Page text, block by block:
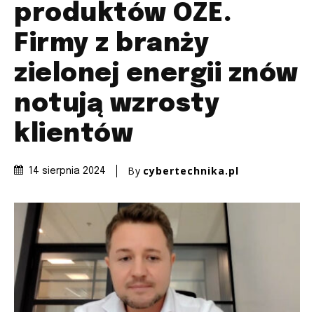
produktów OZE.
Firmy z branży
zielonej energii znów
notują wzrosty
klientów
14 sierpnia 2024 By cybertechnika.pl